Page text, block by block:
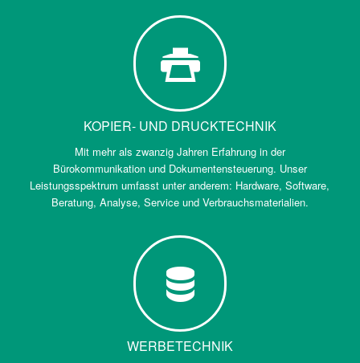
KOPIER- UND DRUCKTECHNIK
Mit mehr als zwanzig Jahren Erfahrung in der
Bürokommunikation und Dokumentensteuerung. Unser
Leistungsspektrum umfasst unter anderem: Hardware, Software,
Beratung, Analyse, Service und Verbrauchsmaterialien.
WERBETECHNIK